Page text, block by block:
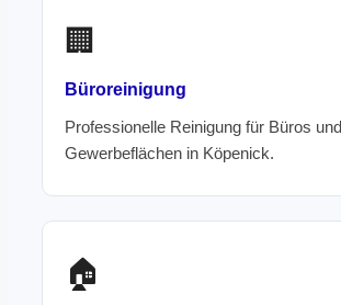
🏢
Büroreinigung
Professionelle Reinigung für Büros und
Gewerbeflächen in Köpenick.
🏠